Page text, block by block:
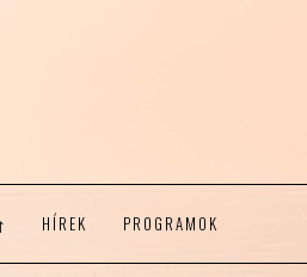
HÍREK PROGRAMOK